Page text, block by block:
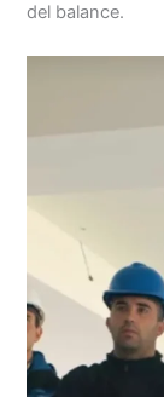
del balance.